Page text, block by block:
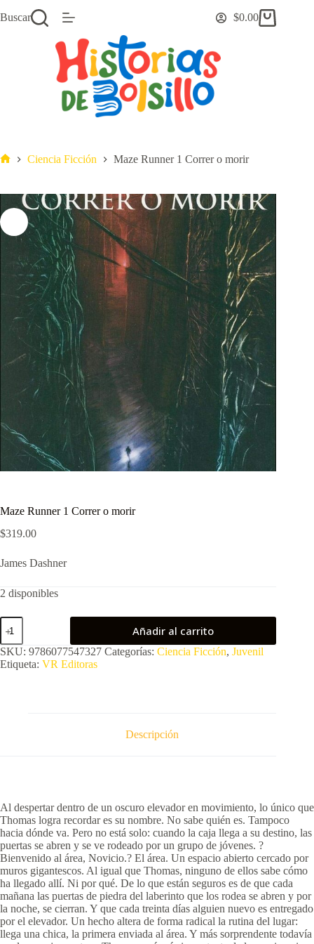
al
Buscar
Carro
$0.00
Ciencia Ficción Maze Runner 1 Correr o morir
Maze Runner 1 Correr o morir
$319.00
James Dashner
2 disponibles
Maze
Runner
1
Correr
o
Añadir al carrito
SKU: 9786077547327 Categorías: Ciencia Ficción, Juvenil
Etiqueta: VR Editoras
Descripción
Al despertar dentro de un oscuro elevador en movimiento, lo único que
Thomas logra recordar es su nombre. No sabe quién es. Tampoco
hacia dónde va. Pero no está solo: cuando la caja llega a su destino, las
puertas se abren y se ve rodeado por un grupo de jóvenes. ?
Bienvenido al área, Novicio.? El área. Un espacio abierto cercado por
muros gigantescos. Al igual que Thomas, ninguno de ellos sabe cómo
ha llegado allí. Ni por qué. De lo que están seguros es de que cada
mañana las puertas de piedra del laberinto que los rodea se abren y por
la noche, se cierran. Y que cada treinta días alguien nuevo es entregado
por el elevador. Un hecho altera de forma radical la rutina del lugar:
llega una chica, la primera enviada al área. Y más sorprendente todavía